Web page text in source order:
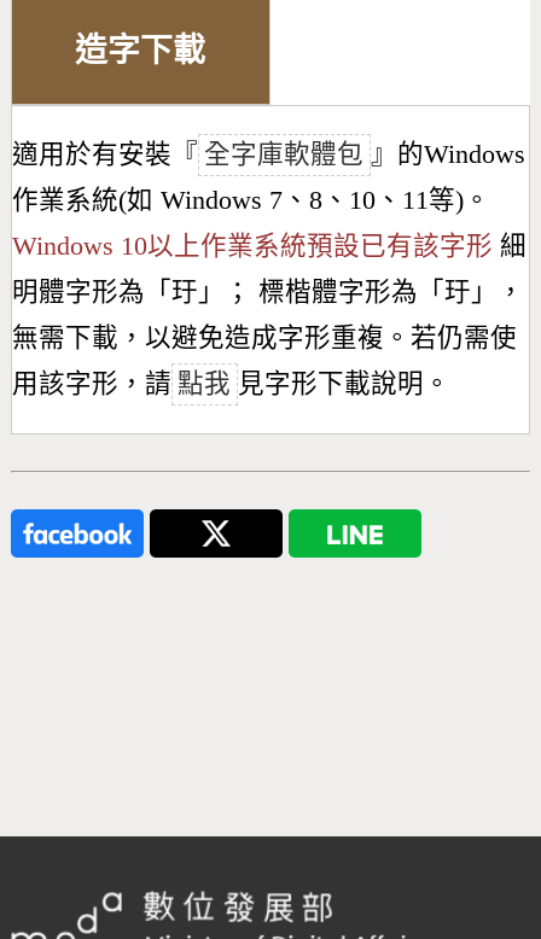
造字下載
適用於有安裝『 全字庫軟體包 』的Windows
作業系統(如 Windows 7、8、10、11等)。
Windows 10以上作業系統預設已有該字形 細
明體字形為「 玗 」； 標楷體字形為「 玗 」，
無需下載，以避免造成字形重複。若仍需使
用該字形，請 點我 見字形下載說明。